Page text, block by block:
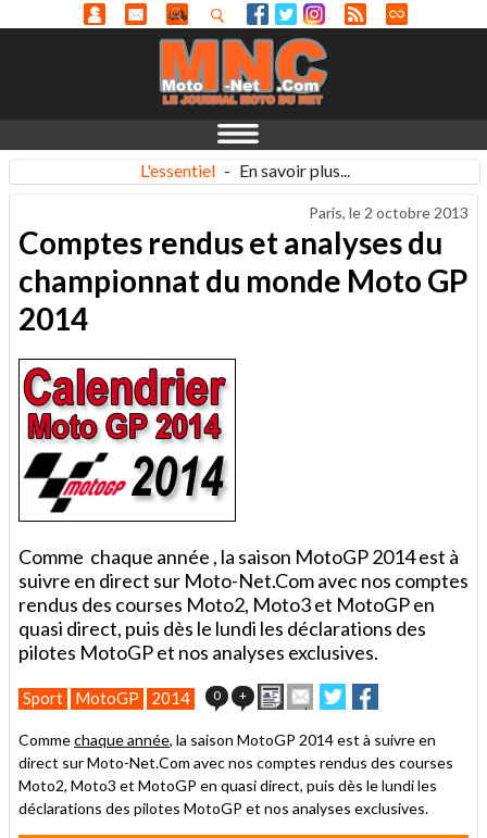
L'essentiel - En savoir plus...
Paris, le 2 octobre 2013
Comptes rendus et analyses du
championnat du monde Moto GP
2014
Comme chaque année , la saison MotoGP 2014 est à
suivre en direct sur Moto-Net.Com avec nos comptes
rendus des courses Moto2, Moto3 et MotoGP en
quasi direct, puis dès le lundi les déclarations des
pilotes MotoGP et nos analyses exclusives.
Sport MotoGP 2014 0 + ImprimerEnvoyer
cet
à
un
ami
Partager
sur
sur
Commechaque année, la saison MotoGP 2014 est à suivre en
direct sur Moto-Net.Com avec nos comptes rendus des courses
Moto2, Moto3 et MotoGP en quasi direct, puis dès le lundi les
déclarations des pilotes MotoGP et nos analyses exclusives.